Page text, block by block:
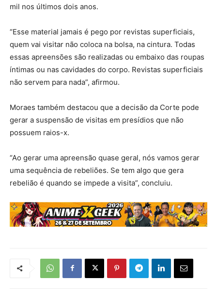
mil nos últimos dois anos.
“Esse material jamais é pego por revistas superficiais,
quem vai visitar não coloca na bolsa, na cintura. Todas
essas apreensões são realizadas ou embaixo das roupas
íntimas ou nas cavidades do corpo. Revistas superficiais
não servem para nada”, afirmou.
Moraes também destacou que a decisão da Corte pode
gerar a suspensão de visitas em presídios que não
possuem raios-x.
“Ao gerar uma apreensão quase geral, nós vamos gerar
uma sequência de rebeliões. Se tem algo que gera
rebelião é quando se impede a visita”, concluiu.